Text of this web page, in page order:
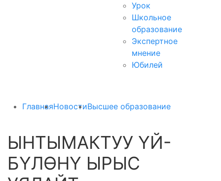
Урок
Школьное
образование
Экспертное
мнение
Юбилей
ГлавнаяНовостиВысшее образование
ЫНТЫМАКТУУ ҮЙ-
БҮЛӨНҮ ЫРЫС